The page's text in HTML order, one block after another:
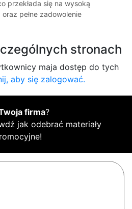
przekłada się na wysoką
pełne zadowolenie
stronach
maja dostęp do tych
aby się zalogować.
firma?
jak odebrać materiały